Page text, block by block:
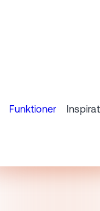
Funktioner